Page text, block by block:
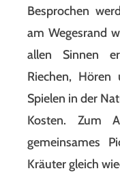
Besprochen
am Wegesrand
allen Sinnen
Riechen, Hören
Spielen in der
Kosten. Zum
gemeinsames
Kräuter gleich